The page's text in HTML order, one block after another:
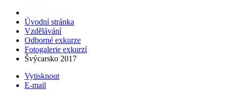
Úvodní stránka
Vzdělávání
Odborné exkurze
Fotogalerie exkurzí
Švýcarsko 2017
Vytisknout
E-mail